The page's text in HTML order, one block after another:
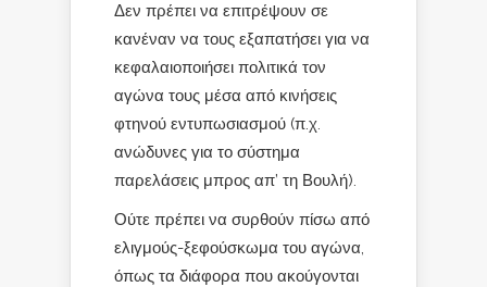
Δεν πρέπει να επιτρέψουν σε
κανέναν να τους εξαπατήσει για να
κεφαλαιοποιήσει πολιτικά τον
αγώνα τους μέσα από κινήσεις
φτηνού εντυπωσιασμού (π.χ.
ανώδυνες για το σύστημα
παρελάσεις μπρος απ’ τη Βουλή).
Ούτε πρέπει να συρθούν πίσω από
ελιγμούς-ξεφούσκωμα του αγώνα,
όπως τα διάφορα που ακούγονται